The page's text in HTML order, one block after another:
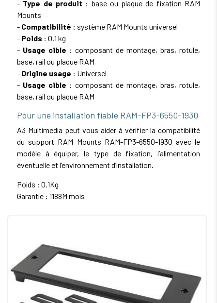
- Type de produit : base ou plaque de fixation RAM
Mounts
- Compatibilité : système RAM Mounts universel
- Poids : 0.1 kg
- Usage cible : composant de montage, bras, rotule,
base, rail ou plaque RAM
- Origine usage : Universel
- Usage cible : composant de montage, bras, rotule,
base, rail ou plaque RAM
Pour une installation fiable RAM-FP3-6550-1930
A3 Multimedia peut vous aider à vérifier la compatibilité
du support RAM Mounts RAM-FP3-6550-1930 avec le
modèle à équiper, le type de fixation, l’alimentation
éventuelle et l’environnement d’installation.
Poids : 0.1Kg
Garantie : 1188M mois